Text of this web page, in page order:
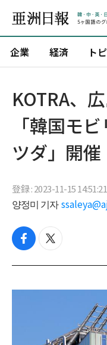
企業 経済 ト
KOTRA、
「韓国モ
ツダ」開催
登録 : 2023-11-15 14:51:21
양정미 기자
f
c
b
t
i
t